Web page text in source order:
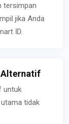
tersimpan
jika Anda
ID.
Alternatif
untuk
tidak